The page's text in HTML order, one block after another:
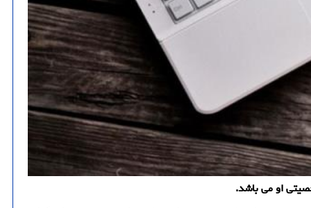
او می باشد.